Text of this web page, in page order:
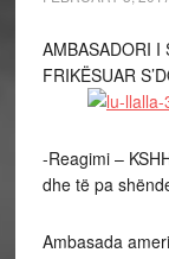
AMBASADORI I
FRIKËSUAR
-Reagimi –
dhe të pa
Ambasada